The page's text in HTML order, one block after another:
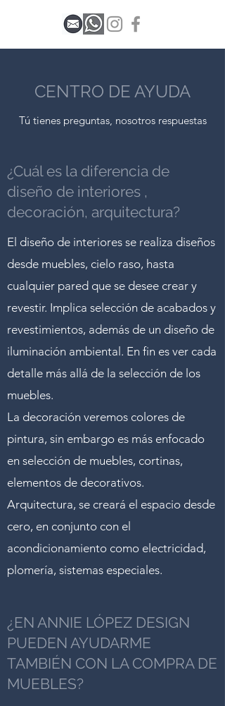
CENTRO DE AYUDA
Tú tienes preguntas, nosotros respuestas
¿Cuál es la diferencia de
diseño de interiores ,
decoración, arquitectura?
El diseño de interiores se realiza diseños
desde muebles, cielo raso, hasta
cualquier pared que se desee crear y
revestir. Implica selección de acabados y
revestimientos, además de un diseño de
iluminación ambiental. En fin es ver cada
detalle más allá de la selección de los
muebles.
La decoración veremos colores de
pintura, sin embargo es más enfocado
en selección de muebles, cortinas,
elementos de decorativos.
Arquitectura, se creará el espacio desde
cero, en conjunto con el
acondicionamiento como electricidad,
plomería, sistemas especiales.
¿EN ANNIE LÓPEZ DESIGN
PUEDEN AYUDARME
TAMBIÉN CON LA COMPRA DE
MUEBLES?